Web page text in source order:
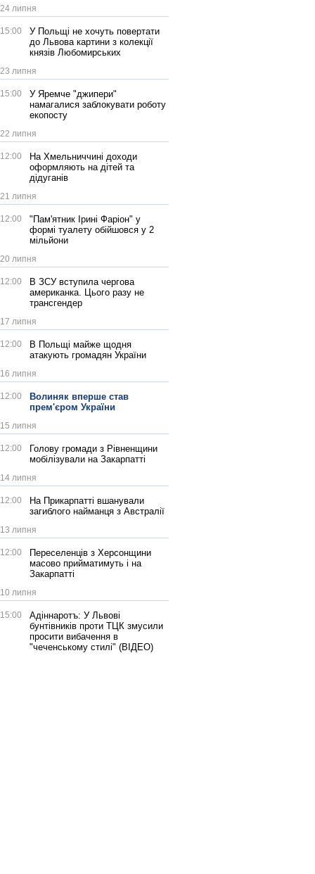
24 липня
15:00
У Польщі не хочуть повертати
до Львова картини з колекції
князів Любомирських
23 липня
15:00
У Яремче "джипери"
намагалися заблокувати роботу
екопосту
22 липня
12:00
На Хмельниччині доходи
оформляють на дітей та
дідуганів
21 липня
12:00
"Пам'ятник Ірині Фаріон" у
формі туалету обійшовся у 2
мільйони
20 липня
12:00
В ЗСУ вступила чергова
американка. Цього разу не
трансгендер
17 липня
12:00
В Польщі майже щодня
атакують громадян України
16 липня
12:00
Волиняк вперше став
прем'єром України
15 липня
12:00
Голову громади з Рівненщини
мобілізували на Закарпатті
14 липня
12:00
На Прикарпатті вшанували
загиблого найманця з Австралії
13 липня
12:00
Переселенців з Херсонщини
масово прийматимуть і на
Закарпатті
10 липня
15:00
Адіннаротъ: У Львові
бунтівників проти ТЦК змусили
просити вибачення в
"чеченському стилі" (ВІДЕО)